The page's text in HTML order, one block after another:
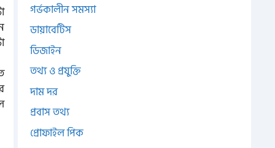
গর্ভকালীন সমস্যা
ডায়াবেটিস
ডিজাইন
তথ্য ও প্রযুক্তি
দাম দর
প্রবাস তথ্য
প্রোফাইল পিক